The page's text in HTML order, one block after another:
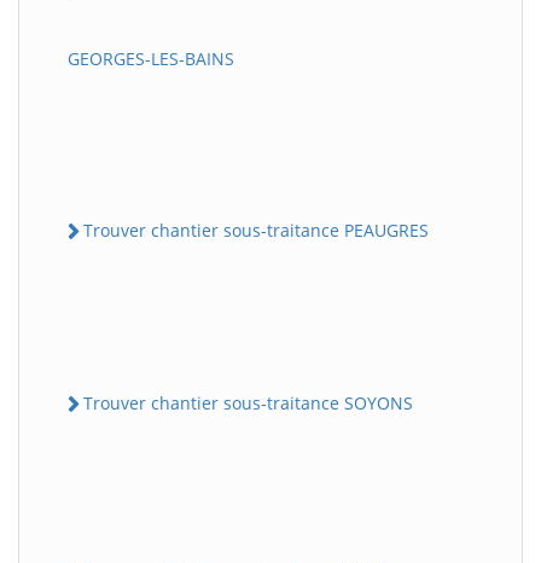
GEORGES-LES-BAINS
Trouver chantier sous-traitance PEAUGRES
Trouver chantier sous-traitance SOYONS